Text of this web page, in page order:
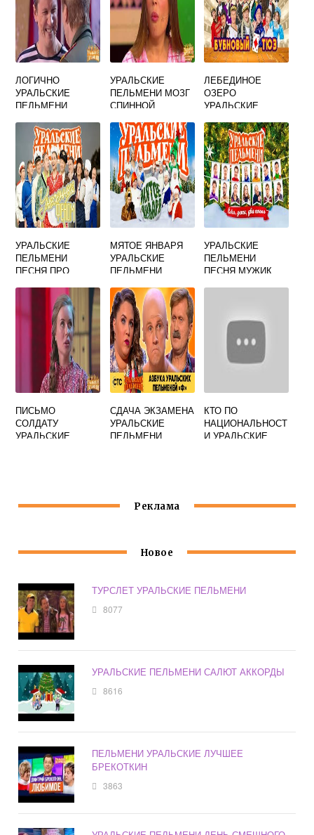
ЛОГИЧНО
УРАЛЬСКИЕ
ПЕЛЬМЕНИ
УРАЛЬСКИЕ
ПЕЛЬМЕНИ МОЗГ
СПИННОЙ
ЛЕБЕДИНОЕ
ОЗЕРО
УРАЛЬСКИЕ
УРАЛЬСКИЕ
ПЕЛЬМЕНИ
ПЕСНЯ ПРО
МЯТОЕ ЯНВАРЯ
УРАЛЬСКИЕ
ПЕЛЬМЕНИ
УРАЛЬСКИЕ
ПЕЛЬМЕНИ
ПЕСНЯ МУЖИК
ПИСЬМО
СОЛДАТУ
УРАЛЬСКИЕ
СДАЧА ЭКЗАМЕНА
УРАЛЬСКИЕ
ПЕЛЬМЕНИ
КТО ПО
НАЦИОНАЛЬНОСТ
И УРАЛЬСКИЕ
Реклама
Новое
ТУРСЛЕТ УРАЛЬСКИЕ ПЕЛЬМЕНИ
8077
УРАЛЬСКИЕ ПЕЛЬМЕНИ САЛЮТ АККОРДЫ
8616
ПЕЛЬМЕНИ УРАЛЬСКИЕ ЛУЧШЕЕ
БРЕКОТКИН
3863